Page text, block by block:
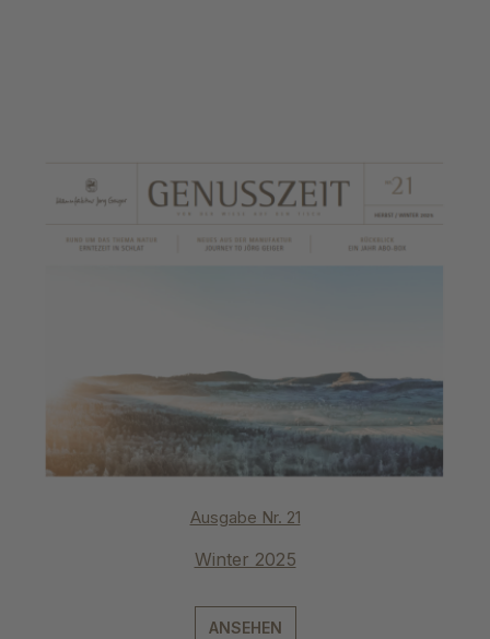
Ausgabe Nr. 21
Winter 2025
ANSEHEN